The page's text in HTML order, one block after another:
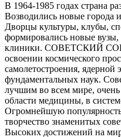
В 1964-1985 годах страна
Возводились новые города
Дворцы культуры, клубы,
формировались новые
клиники. СОВЕТСКИЙ
освоении космического
самолетостроения,
фундаментальных наук.
лучшим во всем мире,
области медицины, в
Огромнейшую
творчество знаменитых
Высоких достижений на